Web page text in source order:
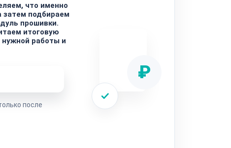
что именно
затем подбираем
прошивки.
итоговую
работы и
после
₽